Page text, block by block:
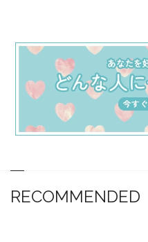
RECOMMENDED